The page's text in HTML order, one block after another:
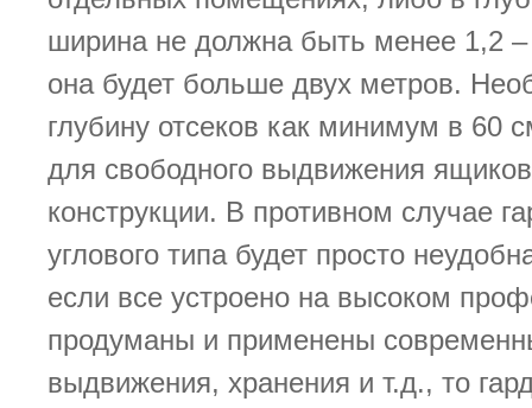
ширина не должна быть менее 1,2
она будет больше двух метров.
глубину отсеков как минимум в 60
для свободного выдвижения
конструкции. В противном случае
углового типа будет просто
если все устроено на высоком
продуманы и применены
выдвижения, хранения и т.д., то